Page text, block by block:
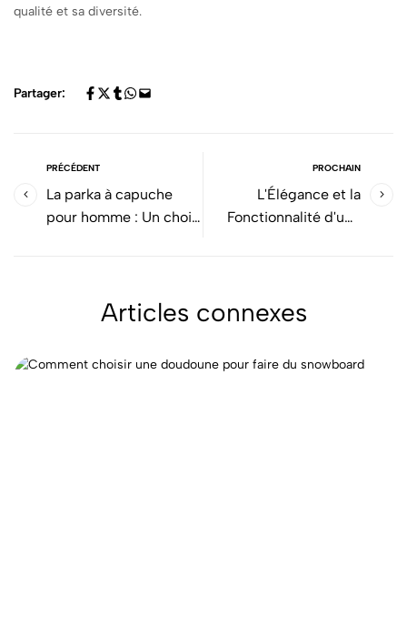
qualité et sa diversité.
Partager:
PRÉCÉDENT
La parka à capuche
pour homme : Un choix
PROCHAIN
L'Élégance et la
Fonctionnalité d'une
Articles connexes